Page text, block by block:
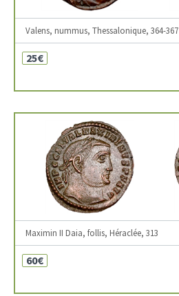
Valens, nummus, Thessalonique, 364-367
25€
Maximin II Daia, follis, Héraclée, 313
60€